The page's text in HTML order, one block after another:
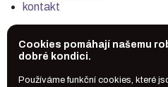
kontakt
Cookies pomáhají našemu
dobré kondici.
Používáme funkční cookies, které